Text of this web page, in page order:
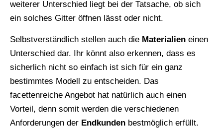
weiterer Unterschied liegt bei der Tatsache, ob sich
ein solches Gitter öffnen lässt oder nicht.
Selbstverständlich stellen auch die Materialien einen
Unterschied dar. Ihr könnt also erkennen, dass es
sicherlich nicht so einfach ist sich für ein ganz
bestimmtes Modell zu entscheiden. Das
facettenreiche Angebot hat natürlich auch einen
Vorteil, denn somit werden die verschiedenen
Anforderungen der Endkunden bestmöglich erfüllt.